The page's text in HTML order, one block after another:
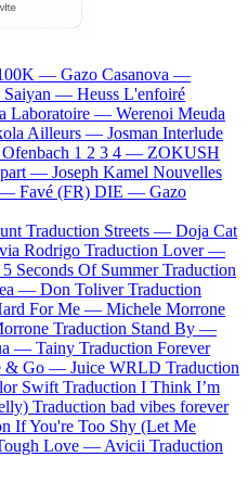
— Gazo Casanova —
Saiyan — Heuss L'enfoiré
Laboratoire — Werenoi Meuda
Ailleurs — Josman Interlude
Ofenbach 1 2 3 4 — ZOKUSH
part — Joseph Kamel Nouvelles
— Favé (FR) DIE — Gazo
Traduction Streets — Doja Cat
Rodrigo Traduction Lover —
5 Seconds Of Summer Traduction
— Don Toliver Traduction
For Me — Michele Morrone
Traduction Stand By —
— Tainy Traduction Forever
& Go — Juice WRLD Traduction
Swift Traduction I Think I’m
Traduction bad vibes forever
If You're Too Shy (Let Me
Love — Avicii Traduction